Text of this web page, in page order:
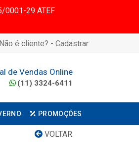
0001-29 ATEF
Não é cliente? - Cadastrar
de Vendas Online
(11) 3324-6411
PROMOÇÕES
VOLTAR